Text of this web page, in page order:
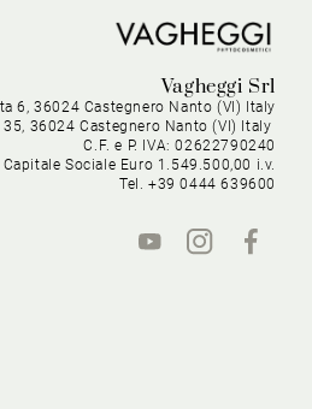
Vagheggi Srl
6, 36024 Castegnero Nanto (VI) Italy
36024 Castegnero Nanto (VI) Italy
C.F. e P. IVA: 02622790240
Capitale Sociale Euro 1.549.500,00 i.v.
Tel. +39 0444 639600